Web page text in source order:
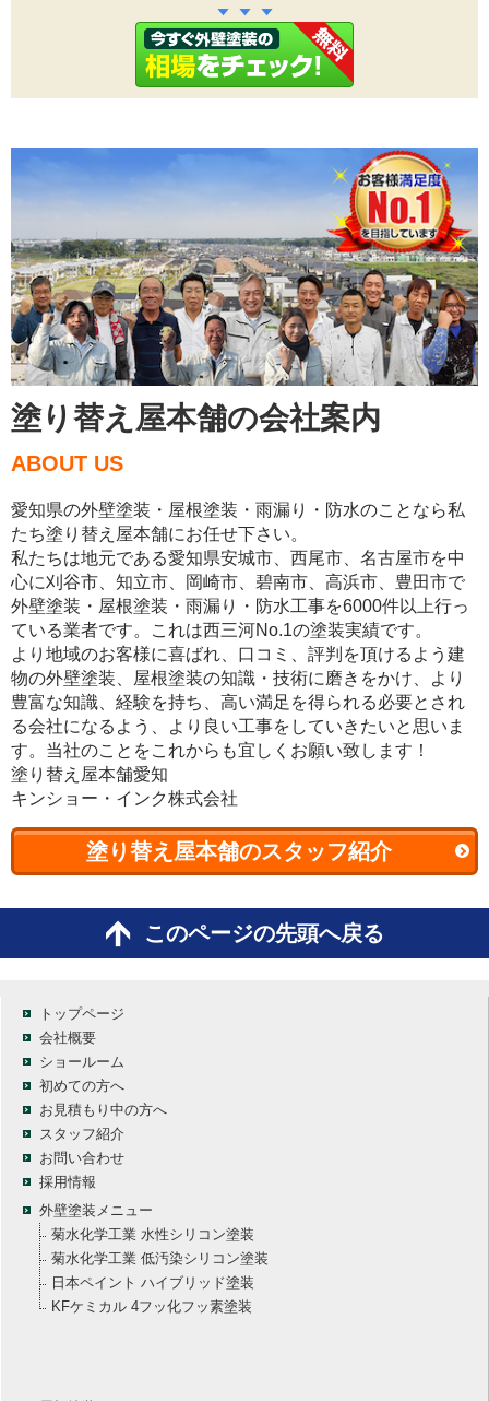
塗り替え屋本舗の会社案内
ABOUT US
愛知県の外壁塗装・屋根塗装・雨漏り・防水のことなら私
たち塗り替え屋本舗にお任せ下さい。
私たちは地元である愛知県安城市、西尾市、名古屋市を中
心に刈谷市、知立市、岡崎市、碧南市、高浜市、豊田市で
外壁塗装・屋根塗装・雨漏り・防水工事を6000件以上行っ
ている業者です。これは西三河No.1の塗装実績です。
より地域のお客様に喜ばれ、口コミ、評判を頂けるよう建
物の外壁塗装、屋根塗装の知識・技術に磨きをかけ、より
豊富な知識、経験を持ち、高い満足を得られる必要とされ
る会社になるよう、より良い工事をしていきたいと思いま
す。当社のことをこれからも宜しくお願い致します！
塗り替え屋本舗愛知
キンショー・インク株式会社
塗り替え屋本舗のスタッフ紹介
このページの先頭へ戻る
トップページ
会社概要
ショールーム
初めての方へ
お見積もり中の方へ
スタッフ紹介
お問い合わせ
採用情報
外壁塗装メニュー
菊水化学工業 水性シリコン塗装
菊水化学工業 低汚染シリコン塗装
日本ペイント ハイブリッド塗装
KFケミカル 4フッ化フッ素塗装